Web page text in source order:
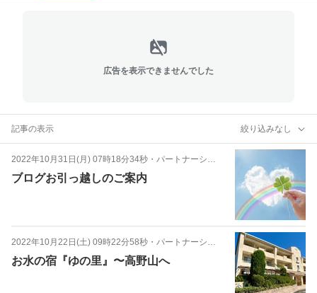
広告を表示できませんでした
記事の表示 絞り込みなし
2022年10月31日(月) 07時18分34秒 ・ パートナーシップアドバイザー
ブログお引っ越しのご案内
2022年10月22日(土) 09時22分58秒 ・ パートナーシップアドバイザー
お水の宿『ゆの里』〜高野山へ